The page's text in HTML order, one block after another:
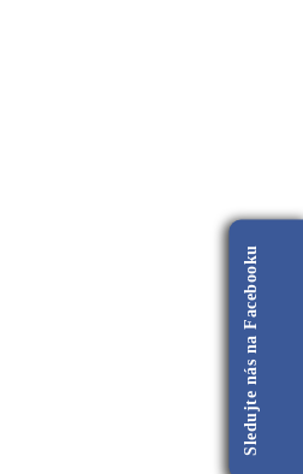
Sledujte nás na Facebooku